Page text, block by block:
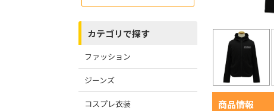
カテゴリで探す
ファッション
ジーンズ
コスプレ衣装 商品情報